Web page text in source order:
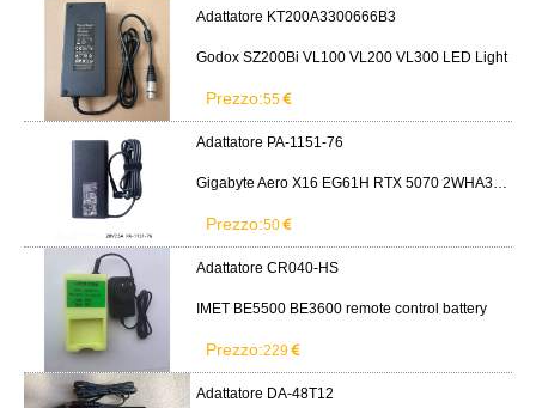
Adattatore KT200A3300666B3
Godox SZ200Bi VL100 VL200 VL300 LED Light
Prezzo:55
Adattatore PA-1151-76
Gigabyte Aero X16 EG61H RTX 5070 2WHA3USC64AH LITEON PA-1151-76 150W adapter
Prezzo:50
Adattatore CR040-HS
IMET BE5500 BE3600 remote control battery
Prezzo:229
Adattatore DA-48T12